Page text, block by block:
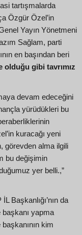
tartışmalarda
Özgür Özel’in
Yayın Yönetmeni
Sağlam, parti
en başından beri
olduğu gibi tavrımız
devam edeceğini
yürüdükleri bu
kuracağı yeni
görevden alma ilgili
bu değişimin
yer belli.,”
Başkanlığı’nın da
başkanı yapma
kim